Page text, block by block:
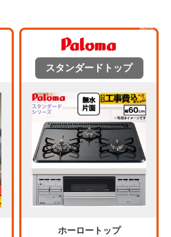
スタンダードトップ
ホーロートップ
期間